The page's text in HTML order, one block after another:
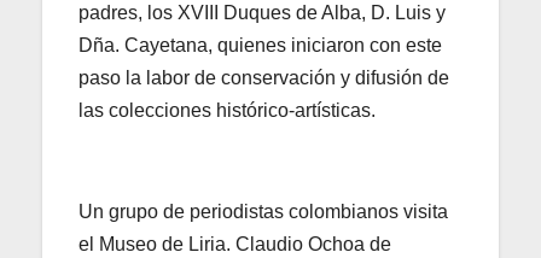
padres, los XVIII Duques de Alba, D. Luis y
Dña. Cayetana, quienes iniciaron con este
paso la labor de conservación y difusión de
las colecciones histórico-artísticas.
Un grupo de periodistas colombianos visita
el Museo de Liria. Claudio Ochoa de